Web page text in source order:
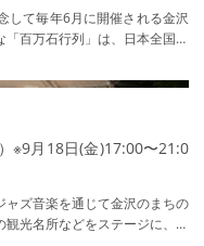
して毎年6月に開催される金沢
百万石行列」は、日本全国お
※9月18日(金)17:00〜21:0
ャズ音楽を通じて金沢のまちの
光名所などをステージに、ま